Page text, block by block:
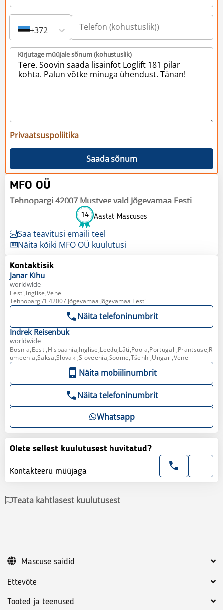
+372
Kirjutage müüjale sõnum (kohustuslik)
Privaatsuspoliitika
Saada sõnum
MFO OÜ
Tehnopargi 42007 Mustvee vald Jõgevamaa Eesti
14 Aastat Mascuses
Saa teavitusi emaili teel
Näita kõiki MFO OÜ kuulutusi
Kontaktisik
Janar Kihu
worldwide
Eesti,Inglise,Vene
Tehnopargi/1 42007 Jõgevamaa Jõgevamaa Eesti
Näita telefoninumbrit
Indrek Reisenbuk
worldwide
Bosnia,Eesti,Hispaania,Inglise,Leedu,Läti,Poola,Portugali,Prantsuse,R
umeenia,Saksa,Slovaki,Sloveenia,Soome,Tšehhi,Ungari,Vene
Näita mobiilinumbrit
Näita telefoninumbrit
Whatsapp
Olete sellest kuulutusest huvitatud?
Kontakteeru müüjaga
Teata kahtlasest kuulutusest
Ettevõte
Tooted ja teenused
Mascuse saidid